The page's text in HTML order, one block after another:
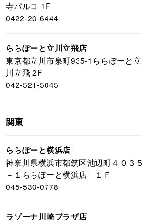
寺パルコ 1F
0422-20-6444
ららぽーと立川立飛店
東京都立川市泉町935-1ららぽーと立
川立飛 2F
042-521-5045
関東
ららぽーと横浜店
神奈川県横浜市都筑区池辺町４０３５
－１ららぽーと横浜店 １Ｆ
045-530-0778
ラゾーナ川崎プラザ店